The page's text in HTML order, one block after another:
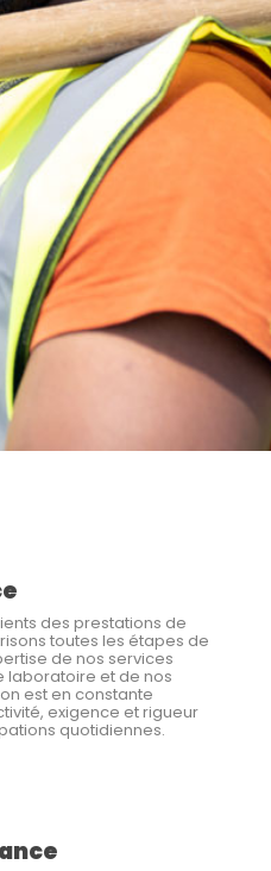
des prestations de
toutes les étapes de
de nos services
laboratoire et de nos
est en constante
exigence et rigueur
quotidiennes.